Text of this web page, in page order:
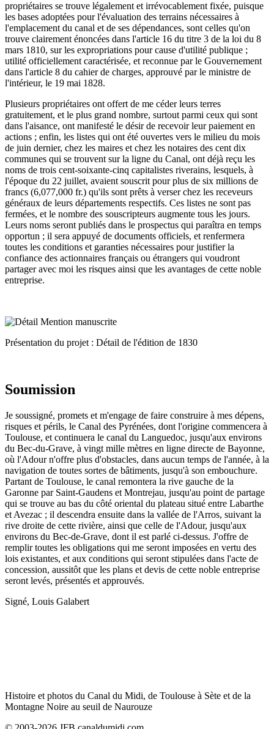
propriétaires se trouve légalement et irrévocablement fixée, puisque
les bases adoptées pour l'évaluation des terrains nécessaires à
l'emplacement du canal et de ses dépendances, sont celles qu'on
trouve clairement énoncées dans l'article 16 du titre 3 de la loi du 8
mars 1810, sur les expropriations pour cause d'utilité publique ;
utilité officiellement caractérisée, et reconnue par le Gouvernement
dans l'article 8 du cahier de charges, approuvé par le ministre de
l'intérieur, le 19 mai 1828.
Plusieurs propriétaires ont offert de me céder leurs terres
gratuitement, et le plus grand nombre, surtout parmi ceux qui sont
dans l'aisance, ont manifesté le désir de recevoir leur paiement en
actions ; enfin, les listes qui ont été ouvertes vers le milieu du mois
de juin dernier, chez les maires et chez les notaires des cent dix
communes qui se trouvent sur la ligne du Canal, ont déjà reçu les
noms de trois cent-soixante-cinq capitalistes riverains, lesquels, à
l'époque du 22 juillet, avaient souscrit pour plus de six millions de
francs (6,077,000 fr.) qu'ils sont prêts à verser chez les receveurs
généraux de leurs départements respectifs. Ces listes ne sont pas
fermées, et le nombre des souscripteurs augmente tous les jours.
Leurs noms seront publiés dans le prospectus qui paraîtra en temps
opportun ; il sera appuyé de documents officiels, et renfermera
toutes les conditions et garanties nécessaires pour justifier la
confiance des actionnaires français ou étrangers qui voudront
partager avec moi les risques ainsi que les avantages de cette noble
entreprise.
Présentation du projet : Détail de l'édition de 1830
Soumission
Je soussigné, promets et m'engage de faire construire à mes dépens,
risques et périls, le Canal des Pyrénées, dont l'origine commencera à
Toulouse, et continuera le canal du Languedoc, jusqu'aux environs
du Bec-du-Grave, à vingt mille mètres en ligne directe de Bayonne,
où l'Adour n'offre plus d'obstacles, dans aucun temps de l'année, à la
navigation de toutes sortes de bâtiments, jusqu'à son embouchure.
Partant de Toulouse, le canal remontera la rive gauche de la
Garonne par Saint-Gaudens et Montrejau, jusqu'au point de partage
qui se trouve au bas du côté oriental du plateau situé entre Labarthe
et Avezac ; il descendra ensuite dans la vallée de l'Arros, suivant la
rive droite de cette rivière, ainsi que celle de l'Adour, jusqu'aux
environs du Bec-de-Grave, dont il est parlé ci-dessus. J'offre de
remplir toutes les obligations qui me seront imposées en vertu des
lois existantes, et aux conditions qui seront stipulées dans l'acte de
concession, aussitôt que les plans et devis de cette noble entreprise
seront levés, présentés et approuvés.
Signé, Louis Galabert
Histoire et photos du Canal du Midi, de Toulouse à Sète et de la
Montagne Noire au seuil de Naurouze